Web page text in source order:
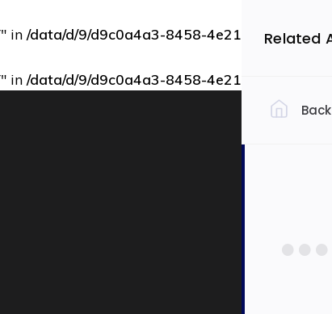
in /data/d/9/d9c0a4a3-8458-4e21-bbce-
in /data/d/9/d9c0a4a3-8458-4e21-bbce-
Related
Filtrovať